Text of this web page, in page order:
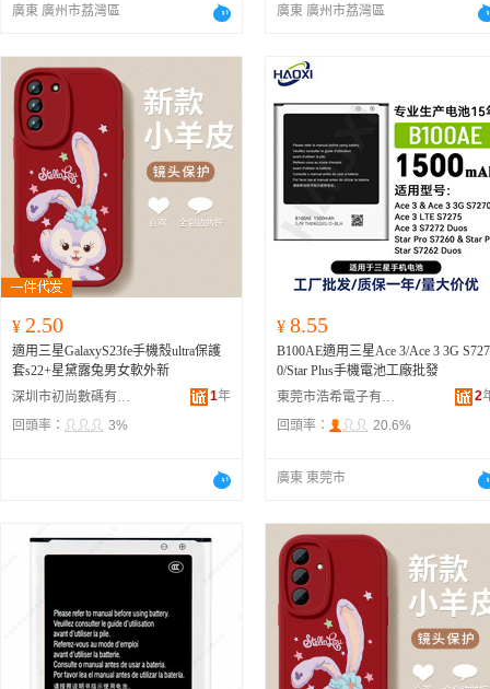
廣東 廣州市荔灣區 廣東 廣州市荔灣區
¥ 2.50
適用三星GalaxyS23fe手機殼ultra保護
套s22+星黛露兔男女軟外新
深圳市初尚數碼有限公司
1年
回頭率：
3%
¥ 8.55
B100AE適用三星Ace 3/Ace 3 3G S727
0/Star Plus手機電池工廠批發
東莞市浩希電子有限公司
2
回頭率：
20.6%
廣東 東莞市